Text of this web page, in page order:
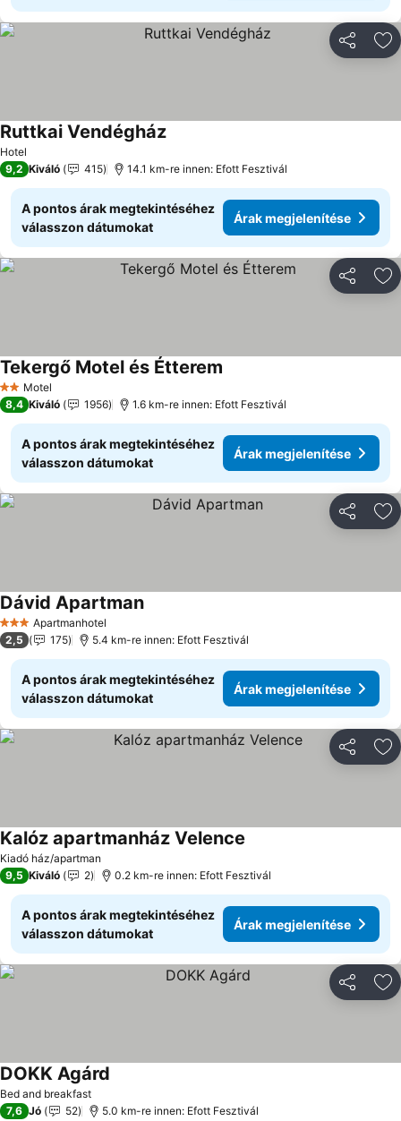
Hotel
Ruttkai Vendégház
9,2 Kiváló 415 14.1 km-re innen: Efott Fesztivál
A pontos árak megtekintéséhez
válasszon dátumokat
Árak megjelenítése
2 Kategória
Motel
Tekergő Motel és Étterem
8,4 Kiváló 1956 1.6 km-re innen: Efott Fesztivál
A pontos árak megtekintéséhez
válasszon dátumokat
Árak megjelenítése
3 KategóriaApartmanhotel
Dávid Apartman
2,5 175 5.4 km-re innen: Efott Fesztivál
A pontos árak megtekintéséhez
válasszon dátumokat
Árak megjelenítése
Kiadó ház/apartman
Kalóz apartmanház Velence
9,5 Kiváló 2 0.2 km-re innen: Efott Fesztivál
A pontos árak megtekintéséhez
válasszon dátumokat
Árak megjelenítése
Bed and breakfast
DOKK Agárd
7,6 Jó 52 5.0 km-re innen: Efott Fesztivál